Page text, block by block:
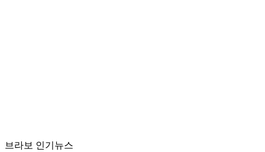
브라보 인기뉴스